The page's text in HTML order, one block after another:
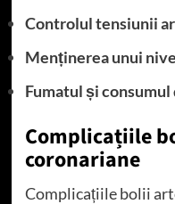
Controlul tensiunii
Menținerea unui
Fumatul și
Complicațiile
coronariane
Complicațiile bolii